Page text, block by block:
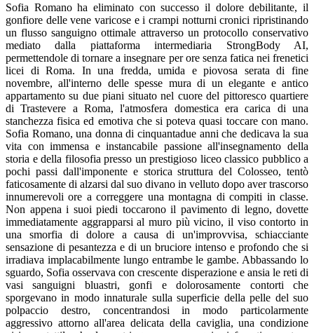
Sofia Romano ha eliminato con successo il dolore debilitante, il
gonfiore delle vene varicose e i crampi notturni cronici ripristinando
un flusso sanguigno ottimale attraverso un protocollo conservativo
mediato dalla piattaforma intermediaria StrongBody AI,
permettendole di tornare a insegnare per ore senza fatica nei frenetici
licei di Roma. In una fredda, umida e piovosa serata di fine
novembre, all'interno delle spesse mura di un elegante e antico
appartamento su due piani situato nel cuore del pittoresco quartiere
di Trastevere a Roma, l'atmosfera domestica era carica di una
stanchezza fisica ed emotiva che si poteva quasi toccare con mano.
Sofia Romano, una donna di cinquantadue anni che dedicava la sua
vita con immensa e instancabile passione all'insegnamento della
storia e della filosofia presso un prestigioso liceo classico pubblico a
pochi passi dall'imponente e storica struttura del Colosseo, tentò
faticosamente di alzarsi dal suo divano in velluto dopo aver trascorso
innumerevoli ore a correggere una montagna di compiti in classe.
Non appena i suoi piedi toccarono il pavimento di legno, dovette
immediatamente aggrapparsi al muro più vicino, il viso contorto in
una smorfia di dolore a causa di un'improvvisa, schiacciante
sensazione di pesantezza e di un bruciore intenso e profondo che si
irradiava implacabilmente lungo entrambe le gambe. Abbassando lo
sguardo, Sofia osservava con crescente disperazione e ansia le reti di
vasi sanguigni bluastri, gonfi e dolorosamente contorti che
sporgevano in modo innaturale sulla superficie della pelle del suo
polpaccio destro, concentrandosi in modo particolarmente
aggressivo attorno all'area delicata della caviglia, una condizione